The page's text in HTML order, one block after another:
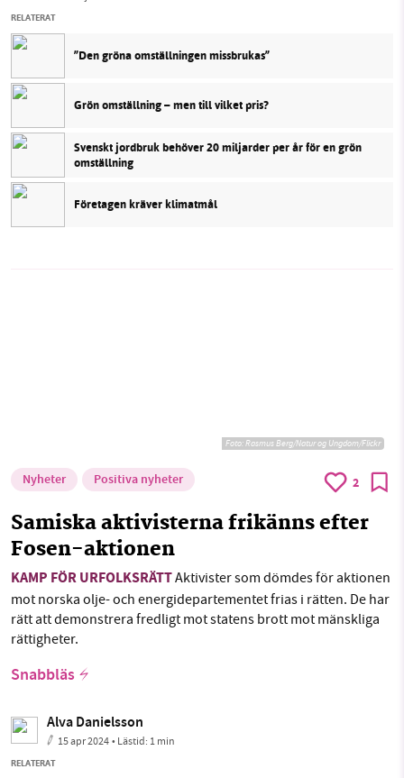
RELATERAT
”Den gröna omställningen missbrukas”
Grön omställning – men till vilket pris?
Svenskt jordbruk behöver 20 miljarder per år för en grön
omställning
Företagen kräver klimatmål
Foto:Rasmus Berg/Natur og Ungdom/Flickr
Nyheter Positiva nyheter 2
Samiska aktivisterna frikänns efter
Fosen-aktionen
KAMP FÖR URFOLKSRÄTTAktivister som dömdes för aktionen
mot norska olje- och energidepartementet frias i rätten. De har
rätt att demonstrera fredligt mot statens brott mot mänskliga
rättigheter.
Snabbläs
Alva Danielsson
15 apr 2024• Lästid: 1 min
RELATERAT